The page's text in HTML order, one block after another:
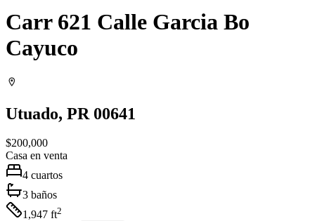
Carr 621 Calle Garcia Bo
Cayuco
Utuado, PR 00641
$200,000
Casa en venta
4 cuartos
3 baños
1,947 ft2